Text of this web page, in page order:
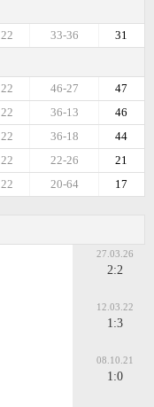
31
33-36
22
47
46-27
22
46
36-13
22
44
36-18
22
21
22-26
22
17
20-64
22
27.03.26
2:2
12.03.22
1:3
08.10.21
1:0